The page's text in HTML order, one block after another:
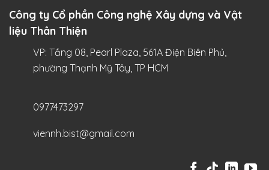
Công ty Cổ phần Công nghệ Xây dựng và Vật
liệu Thân Thiện
VP: Tầng 08, Pearl Plaza, 561A Điện Biên Phủ,
phường Thạnh Mỹ Tây, TP HCM
0977473297
viennh.bist@gmail.com